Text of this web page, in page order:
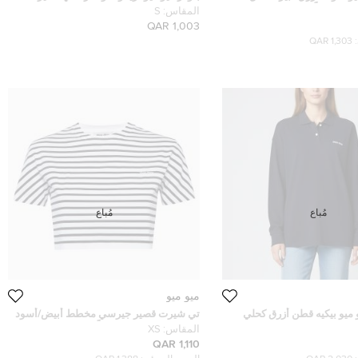
جداً ( إكس سمول )
1,303 QAR
مقاس صغير ( سمول )
المقاس: S
1,003 QAR
بيكيه قطن أزرق كحلي
مقاس كبير
مُباع
ميو ميو
تي شيرت قصير جيرسي مخطط أبيض/أسود
ميو ميو مقاس صغير جداً - إكس سمول
المقاس: XS
1,110 QAR
مُباع